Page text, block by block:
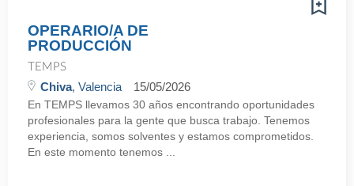
OPERARIO/A DE
PRODUCCIÓN
TEMPS
Chiva, Valencia 15/05/2026
En TEMPS llevamos 30 años encontrando oportunidades
profesionales para la gente que busca trabajo. Tenemos
experiencia, somos solventes y estamos comprometidos.
En este momento tenemos ...